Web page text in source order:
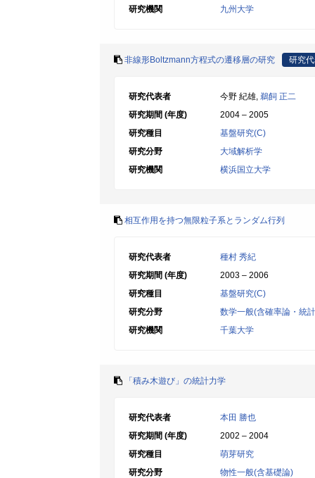
研究機関
九州大学
非線形Boltzmann方程式の遷移層の研究 研究
研究代表者 今野 紀雄, 鵜飼 正二
研究期間 (年度)
2004 – 2005
研究種目
基盤研究(C)
研究分野
大域解析学
研究機関
横浜国立大学
相互作用を持つ無限粒子系とランダム行列
研究代表者
種村 秀紀
研究期間 (年度)
2003 – 2006
研究種目
基盤研究(C)
研究分野
数学一般(含確率論・統
研究機関
千葉大学
「積み木遊び」の統計力学
研究代表者
本田 勝也
研究期間 (年度)
2002 – 2004
研究種目
萌芽研究
研究分野
物性一般(含基礎論)